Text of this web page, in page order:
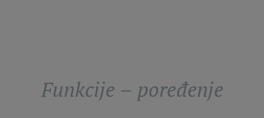
Funkcije – poređenje